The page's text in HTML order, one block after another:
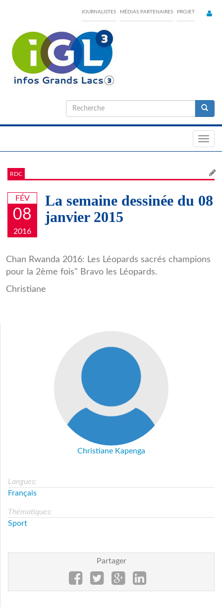
content
JOURNALISTES MÉDIAS PARTENAIRES PROJET
Formulaire
de
RDC
FÉV
08
2016
La semaine dessinée du 08
janvier 2015
Caricature_RDC.jpg
Chan Rwanda 2016: Les Léopards sacrés champions
pour la 2ème fois" Bravo les Léopards.
Christiane
Christiane Kapenga
Langues:
Français
Thématiques:
Sport
Partager